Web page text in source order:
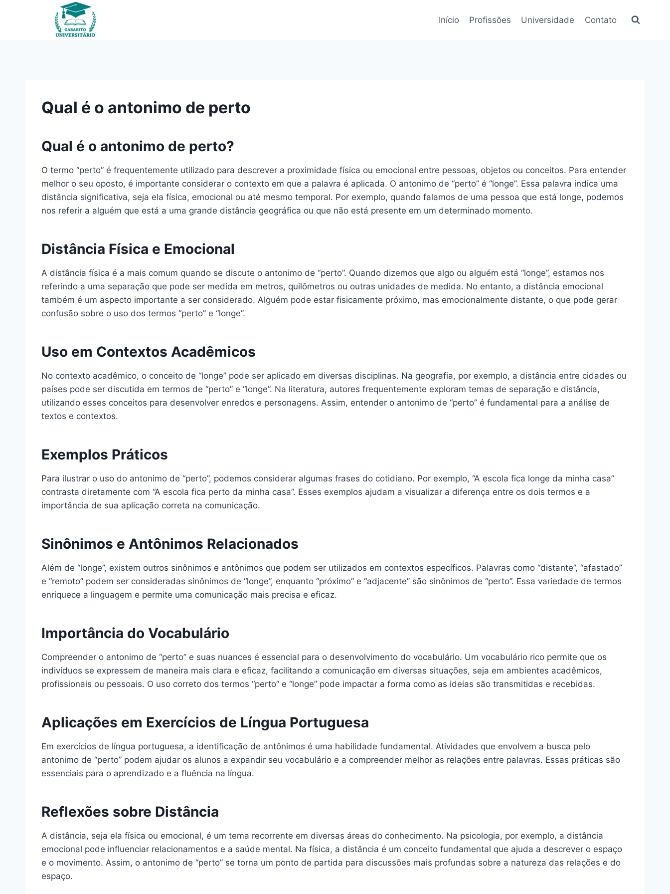
Início Profissões Universidade Contato
Qual é o antonimo de perto
Qual é o antonimo de perto?
O termo “perto” é frequentemente utilizado para descrever a proximidade física ou emocional entre pessoas, objetos ou conceitos. Para entender
melhor o seu oposto, é importante considerar o contexto em que a palavra é aplicada. O antonimo de “perto” é “longe”. Essa palavra indica uma
distância significativa, seja ela física, emocional ou até mesmo temporal. Por exemplo, quando falamos de uma pessoa que está longe, podemos
nos referir a alguém que está a uma grande distância geográfica ou que não está presente em um determinado momento.
Distância Física e Emocional
A distância física é a mais comum quando se discute o antonimo de “perto”. Quando dizemos que algo ou alguém está “longe”, estamos nos
referindo a uma separação que pode ser medida em metros, quilômetros ou outras unidades de medida. No entanto, a distância emocional
também é um aspecto importante a ser considerado. Alguém pode estar fisicamente próximo, mas emocionalmente distante, o que pode gerar
confusão sobre o uso dos termos “perto” e “longe”.
Uso em Contextos Acadêmicos
No contexto acadêmico, o conceito de “longe” pode ser aplicado em diversas disciplinas. Na geografia, por exemplo, a distância entre cidades ou
países pode ser discutida em termos de “perto” e “longe”. Na literatura, autores frequentemente exploram temas de separação e distância,
utilizando esses conceitos para desenvolver enredos e personagens. Assim, entender o antonimo de “perto” é fundamental para a análise de
textos e contextos.
Exemplos Práticos
Para ilustrar o uso do antonimo de “perto”, podemos considerar algumas frases do cotidiano. Por exemplo, “A escola fica longe da minha casa”
contrasta diretamente com “A escola fica perto da minha casa”. Esses exemplos ajudam a visualizar a diferença entre os dois termos e a
importância de sua aplicação correta na comunicação.
Sinônimos e Antônimos Relacionados
Além de “longe”, existem outros sinônimos e antônimos que podem ser utilizados em contextos específicos. Palavras como “distante”, “afastado”
e “remoto” podem ser consideradas sinônimos de “longe”, enquanto “próximo” e “adjacente” são sinônimos de “perto”. Essa variedade de termos
enriquece a linguagem e permite uma comunicação mais precisa e eficaz.
Importância do Vocabulário
Compreender o antonimo de “perto” e suas nuances é essencial para o desenvolvimento do vocabulário. Um vocabulário rico permite que os
indivíduos se expressem de maneira mais clara e eficaz, facilitando a comunicação em diversas situações, seja em ambientes acadêmicos,
profissionais ou pessoais. O uso correto dos termos “perto” e “longe” pode impactar a forma como as ideias são transmitidas e recebidas.
Aplicações em Exercícios de Língua Portuguesa
Em exercícios de língua portuguesa, a identificação de antônimos é uma habilidade fundamental. Atividades que envolvem a busca pelo
antonimo de “perto” podem ajudar os alunos a expandir seu vocabulário e a compreender melhor as relações entre palavras. Essas práticas são
essenciais para o aprendizado e a fluência na língua.
Reflexões sobre Distância
A distância, seja ela física ou emocional, é um tema recorrente em diversas áreas do conhecimento. Na psicologia, por exemplo, a distância
emocional pode influenciar relacionamentos e a saúde mental. Na física, a distância é um conceito fundamental que ajuda a descrever o espaço
e o movimento. Assim, o antonimo de “perto” se torna um ponto de partida para discussões mais profundas sobre a natureza das relações e do
espaço.